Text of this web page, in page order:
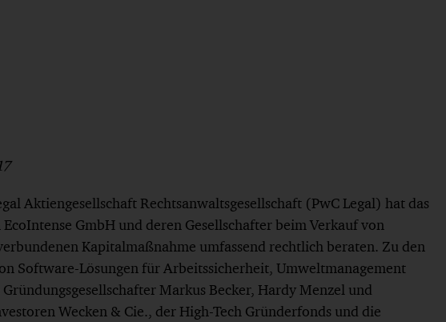
Aktiengesellschaft Rechtsanwaltsgesellschaft (PwC Legal) hat das
GmbH und deren Gesellschafter beim Verkauf von
Kapitalmaßnahme umfassend rechtlich beraten. Zu den
Software-Lösungen für Arbeitssicherheit, Umweltmanagement
Markus Becker, Hardy Menzel und
Wecken & Cie., der High-Tech Gründerfonds und die